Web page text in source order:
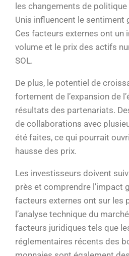
les changements de
Unis influencent le sentiment
Ces facteurs externes ont un
volume et le prix des actifs
SOL.
De plus, le potentiel de
fortement de l’expansion de
résultats des partenariats.
de collaborations avec
été faites, ce qui pourrait
hausse des prix.
Les investisseurs doivent
près et comprendre l’impact
facteurs externes ont sur les
l’analyse technique du
facteurs juridiques tels que
réglementaires récents des